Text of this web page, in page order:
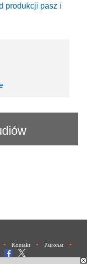
produkcji pasz i
• Kontakt • Patronat •